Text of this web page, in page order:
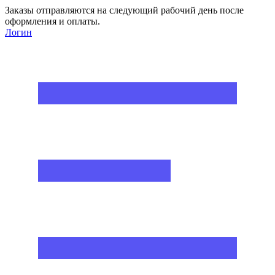
Заказы отправляются на следующий рабочий день после
оформления и оплаты.
Логин